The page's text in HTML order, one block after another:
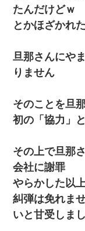
10年ほど前、息子
年の暮れに突然息
【身体で払わせて
ださい……」俺「い
い……」俺「ほい！
私が遺産を相続。
「リフォーム費用
浅ましくも集りにき
200万を貸したコウ
義弟より娘たちが
（は？）
【衝撃】ある工場
う。会社「仕事が
か…」→ 実際は違
たんだけどｗ
とかほざかれ
旦那さんにや
りません
そのことを旦
初の「協力」
その上で旦那
会社に謝罪
やらかした以
糾弾は免れま
いと甘受しま